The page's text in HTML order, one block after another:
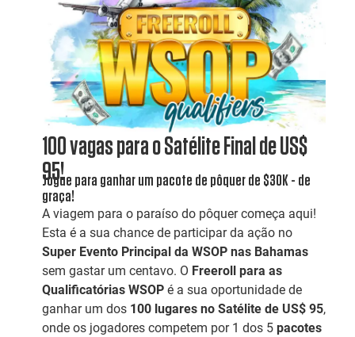
100 vagas para o Satélite Final de US$
95!
Jogue para ganhar um pacote de pôquer de $30K - de
graça!
A viagem para o paraíso do pôquer começa aqui!
Esta é a sua chance de participar da ação no
Super Evento Principal da WSOP nas Bahamas
sem gastar um centavo. O Freeroll para as
Qualificatórias WSOPé a sua oportunidade de
ganhar um dos 100 lugares no Satélite de US$ 95,
onde os jogadores competem por 1 dos 5 pacotes